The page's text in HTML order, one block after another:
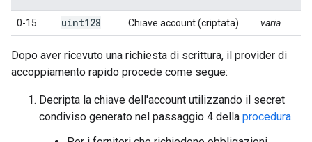
0-15 uint128 Chiave account (criptata) varia
Dopo aver ricevuto una richiesta di scrittura, il provider di
accoppiamento rapido procede come segue:
Decripta la chiave dell'account utilizzando il secret
condiviso generato nel passaggio 4 della procedura.